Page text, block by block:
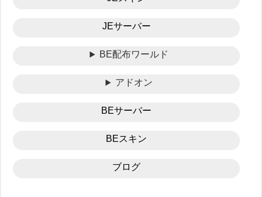
JEサーバー
BE配布ワールド
アドオン
BEサーバー
BEスキン
ブログ